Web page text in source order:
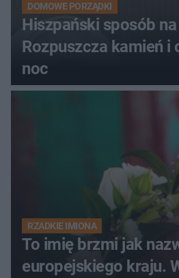
DOMOWE PORZĄDKI
Hiszpański sposób
Rozpuszcza kamień i
noc
RZADKIE IMIONA
To imię brzmi jak
europejskiego kraju.